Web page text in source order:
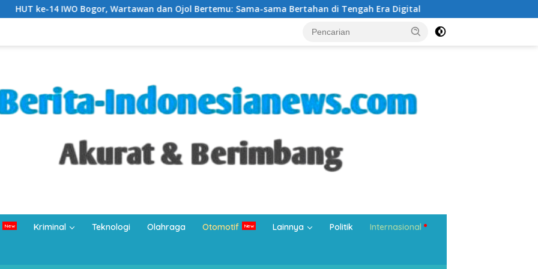
Wartawan dan Ojol Bertemu: Sama-sama Bertahan di Tengah Era Digital Silaturahmi di Masjid Tangkuban Perahu,
Kriminal Teknologi Olahraga Otomotif Lainnya Politik Internasional